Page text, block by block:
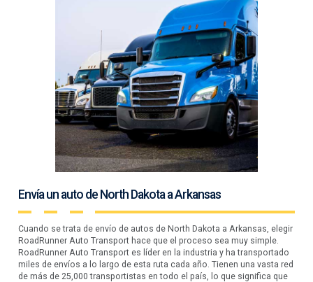
Envía un auto de North Dakota a Arkansas
Cuando se trata de envío de autos de North Dakota a Arkansas, elegir
RoadRunner Auto Transport hace que el proceso sea muy simple.
RoadRunner Auto Transport es líder en la industria y ha transportado
miles de envíos a lo largo de esta ruta cada año. Tienen una vasta red
de más de 25,000 transportistas en todo el país, lo que significa que